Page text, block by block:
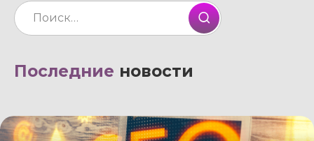
Search
for:
Последние новости